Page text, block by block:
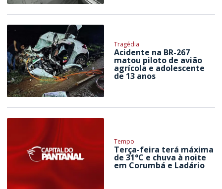
Tragédia
Acidente na BR-267
matou piloto de avião
agrícola e adolescente
de 13 anos
Tempo
Terça-feira terá máxima
de 31°C e chuva à noite
em Corumbá e Ladário